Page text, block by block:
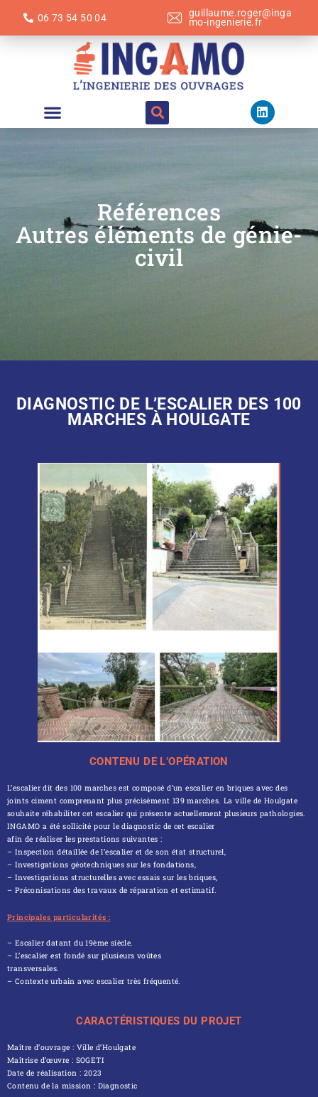
06 73 54 50 04
guillaume.roger@inga
mo-ingenierie.fr
Références
Autres éléments de génie-
civil
DIAGNOSTIC DE L’ESCALIER DES 100
MARCHES À HOULGATE
CONTENU DE L’OPÉRATION
L’escalier dit des 100 marches est composé d’un escalier en briques avec des
joints ciment comprenant plus précisément 139 marches. La ville de Houlgate
souhaite réhabiliter cet escalier qui présente actuellement plusieurs pathologies.
INGAMO a été sollicité pour le diagnostic de cet escalier
afin de réaliser les prestations suivantes :
– Inspection détaillée de l’escalier et de son état structurel,
– Investigations géotechniques sur les fondations,
– Investigations structurelles avec essais sur les briques,
– Préconisations des travaux de réparation et estimatif.
Principales particularités :
– Escalier datant du 19ème siècle.
– L’escalier est fondé sur plusieurs voûtes
transversales.
– Contexte urbain avec escalier très fréquenté.
CARACTÉRISTIQUES DU PROJET
Maître d’ouvrage : Ville d’Houlgate
Maîtrise d’œuvre : SOGETI
Date de réalisation : 2023
Contenu de la mission : Diagnostic